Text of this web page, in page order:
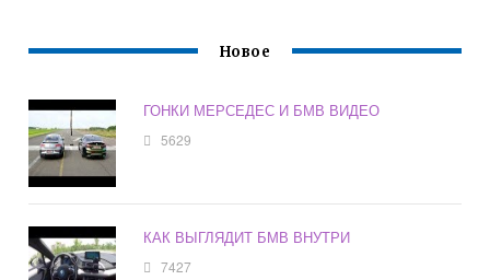
Новое
ГОНКИ МЕРСЕДЕС И БМВ ВИДЕО
5629
КАК ВЫГЛЯДИТ БМВ ВНУТРИ
7427